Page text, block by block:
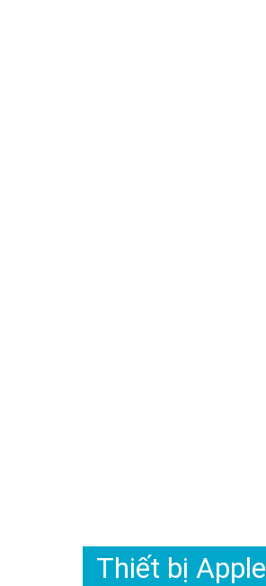
Thiết bị Apple